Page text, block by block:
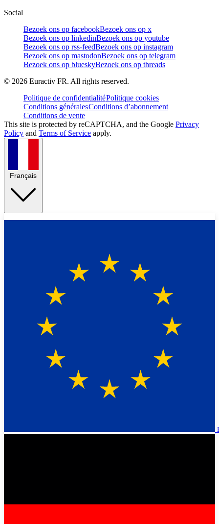
Social
Bezoek ons op facebookBezoek ons op x
Bezoek ons op linkedinBezoek ons op youtube
Bezoek ons op rss-feedBezoek ons op instagram
Bezoek ons op mastodonBezoek ons op telegram
Bezoek ons op blueskyBezoek ons op threads
© 2026 Euractiv FR. All rights reserved.
Politique de confidentialitéPolitique cookies
Conditions généralesConditions d’abonnement
Conditions de vente
This site is protected by reCAPTCHA, and the Google Privacy
Policy and Terms of Service apply.
Français